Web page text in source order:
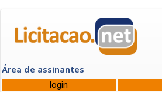
Área de assinantes